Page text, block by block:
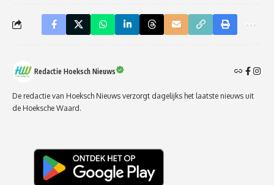
Redactie Hoeksch Nieuws
De redactie van Hoeksch Nieuws verzorgt dagelijks het laatste nieuws uit
de Hoeksche Waard.